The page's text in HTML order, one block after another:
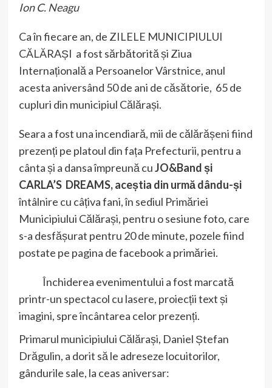
Ion C. Neagu
Ca în fiecare an, de ZILELE MUNICIPIULUI
CĂLĂRAȘI a fost sărbătorită și Ziua
Internațională a Persoanelor Vârstnice, anul
acesta aniversând 50 de ani de căsătorie, 65 de
cupluri din municipiul Călărași.
Seara a fost una incendiară, mii de călărășeni fiind
prezenți pe platoul din fața Prefecturii, pentru a
cânta și a dansa împreună cuJO&Band și
CARLA’S DREAMS, aceștia din urmă dându-și
întâlnire cu câțiva fani, în sediul Primăriei
Municipiului Călărași, pentru o sesiune foto, care
s-a desfășurat pentru 20 de minute, pozele fiind
postate pe pagina de facebook a primăriei.
Închiderea evenimentului a fost marcată
printr-un spectacol cu lasere, proiecții text și
imagini, spre încântarea celor prezenți.
Primarul municipiului Călărași, Daniel Ștefan
Drăgulin, a dorit să le adreseze locuitorilor,
gândurile sale, la ceas aniversar: